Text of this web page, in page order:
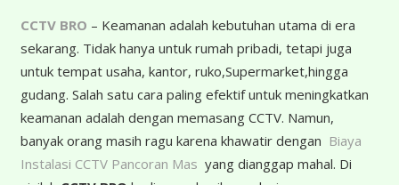
CCTV BRO – Keamanan adalah kebutuhan utama di era
sekarang. Tidak hanya untuk rumah pribadi, tetapi juga
untuk tempat usaha, kantor, ruko,Supermarket,hingga
gudang. Salah satu cara paling efektif untuk meningkatkan
keamanan adalah dengan memasang CCTV. Namun,
banyak orang masih ragu karena khawatir dengan Biaya
Instalasi CCTV Pancoran Mas yang dianggap mahal. Di